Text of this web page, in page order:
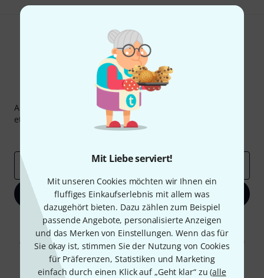
Mit Liebe serviert!
Mit unseren Cookies möchten wir Ihnen ein
fluffiges Einkaufserlebnis mit allem was
dazugehört bieten. Dazu zählen zum Beispiel
passende Angebote, personalisierte Anzeigen
und das Merken von Einstellungen. Wenn das für
Sie okay ist, stimmen Sie der Nutzung von Cookies
für Präferenzen, Statistiken und Marketing
einfach durch einen Klick auf „Geht klar“ zu (alle
Thomann Newsletter
Abonniere den Thomann Newsletter und gewinne mit
etwas Glück einen von
50 Gutscheinen
E-Mail-Adresse
Jetzt anmelden
Mit Klick auf „Jetzt anmelden“ stimmen Sie dem Erhalt von E-Mail-
Werbung und einer Messung des E-Mail-Nutzungsverhaltens zu. Die
Abmeldung ist jederzeit möglich. Weitere Informationen finden Sie in
unserenDatenschutzhinweisen
* Pflichtfeld